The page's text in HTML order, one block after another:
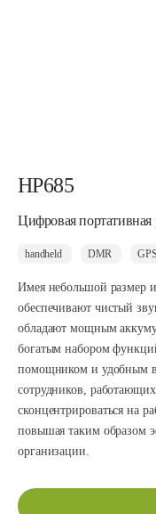
HP685
Цифровая портативная
handheld DMR GPS
Имея небольшой размер
обеспечивают чистый
обладают мощным
богатым набором
помощником и удобным в
сотрудников,
сконцентрироваться на
повышая таким образом
организации.